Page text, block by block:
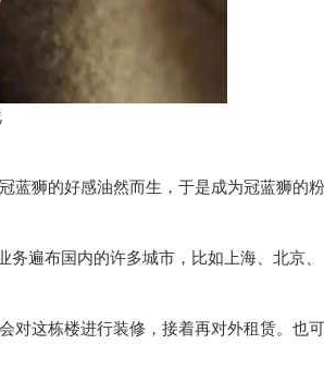
狮的好感油然而生，于是成为冠蓝狮的粉
遍布国内的许多城市，比如上海、北京、
这栋楼进行装修，接着再对外租赁。也可